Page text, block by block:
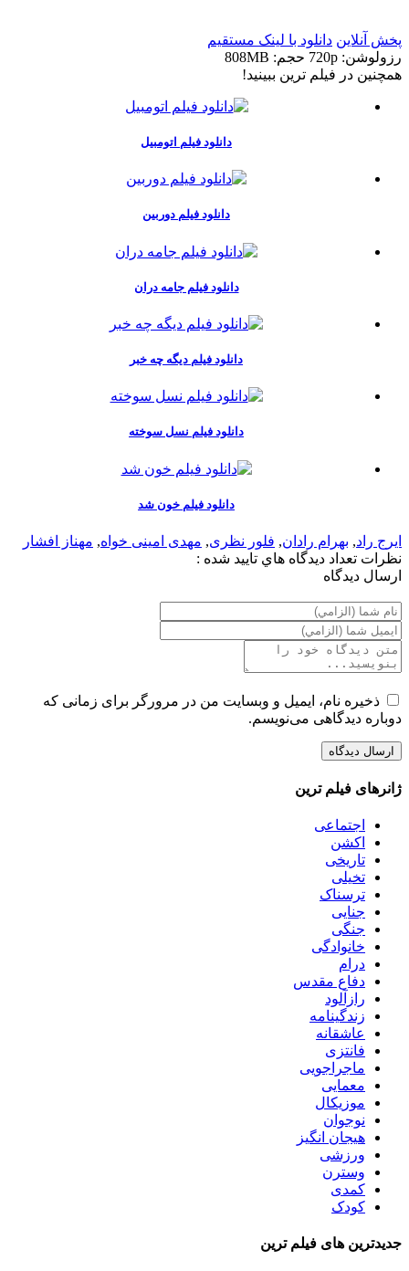
پخش آنلاین دانلود با لينک مستقيم
رزولوشن: 720p
حجم: 808MB
همچنين در فيلم ترين ببينيد!
دانلود فیلم اتومبیل
دانلود فیلم دوربین
دانلود فیلم جامه دران
دانلود فیلم دیگه چه خبر
دانلود فیلم نسل سوخته
دانلود فیلم خون شد
ایرج راد, بهرام رادان, فلور نظری, مهدی امینی خواه, مهناز افشار
نظرات تعداد ديدگاه هاي تاييد شده :
ارسال ديدگاه
ذخیره نام، ایمیل و وبسایت من در مرورگر برای زمانی که
دوباره دیدگاهی می‌نویسم.
ژانرهای فیلم ترین
اجتماعی
اکشن
تاریخی
تخیلی
ترسناک
جنایی
جنگی
خانوادگی
درام
دفاع مقدس
رازآلود
زندگینامه
عاشقانه
فانتزی
ماجراجویی
معمایی
موزیکال
نوجوان
هیجان انگیز
ورزشی
وسترن
کمدی
کودک
جدیدترین های فیلم ترین